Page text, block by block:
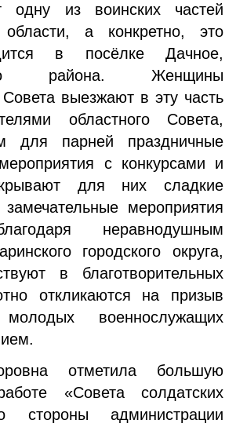
одну из воинских частей
области, а конкретно, это
в посёлке Дачное,
района. Женщины
Совета выезжают в эту часть
областного Совета,
для парней праздничные
с конкурсами и
для них сладкие
мероприятия
неравнодушным
городского округа,
в благотворительных
откликаются на призыв
военнослужащих
отметила большую
«Совета солдатских
стороны администрации